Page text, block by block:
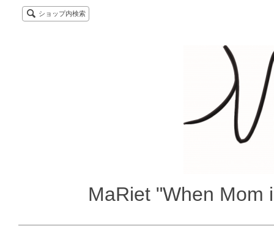
ショップ内検索
MaRiet "When Mom